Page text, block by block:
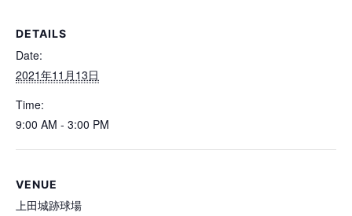
DETAILS
Date:
2021年11月13日
Time:
9:00 AM - 3:00 PM
VENUE
上田城跡球場